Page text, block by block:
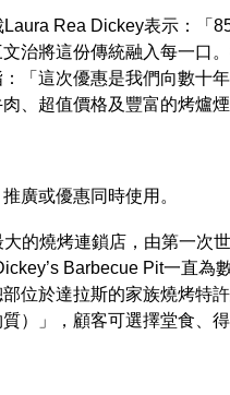
Rea Dickey表示：「
治將這份傳統融入每一口
「這次優惠是我們向數十
、超值價格及豐富的烤爐
廣或優惠同時使用。
的燒烤連鎖店，由第一次
Barbecue Pit一直為
位於達拉斯的家族燒烤特
）」，顧客可選擇堂食、